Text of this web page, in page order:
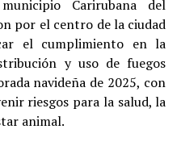
Carirubana del
por el centro de la ciudad
el cumplimiento en la
y uso de fuegos
navideña de 2025, con
riesgos para la salud, la
animal.